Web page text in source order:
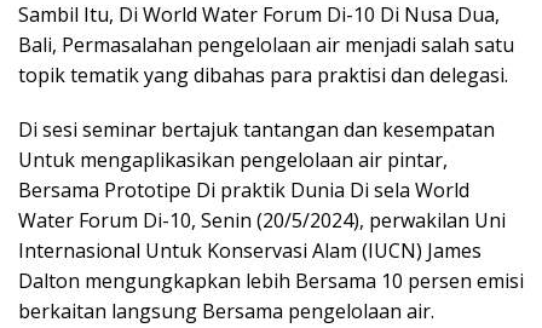
Sambil Itu, Di World Water Forum Di-10 Di Nusa Dua,
Bali, Permasalahan pengelolaan air menjadi salah satu
topik tematik yang dibahas para praktisi dan delegasi.
Di sesi seminar bertajuk tantangan dan kesempatan
Untuk mengaplikasikan pengelolaan air pintar,
Bersama Prototipe Di praktik Dunia Di sela World
Water Forum Di-10, Senin (20/5/2024), perwakilan Uni
Internasional Untuk Konservasi Alam (IUCN) James
Dalton mengungkapkan lebih Bersama 10 persen emisi
berkaitan langsung Bersama pengelolaan air.